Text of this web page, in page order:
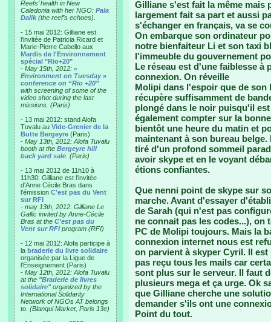
Reefs’ health in New
Caledonia with her NGO: Pala
Dalik (the reef’s echoes).
- 15 mai 2012: Gilliane est
l'invitée de Patricia Ricard et
Marie-Pierre Cabello aux
Mardis de l'Environnement
spécial "Rio+20"
- May 15th, 2012: «
Environment on Tuesday »
conference on “Rio +20”
with screening of some of the
video shot during the last
missions. (Paris)
- 13 mai 2012: stand Alofa
Tuvalu au Vide-Grenier de la
Butte Bergeyre (Paris)
- May 13th, 2012: Alofa Tuvalu
booth at the Bergeyre hill
back yard sale . (Paris)
- 13 mai 2012 de 11h10 à
11h30: Gilliane est l'invitée
d'Anne Cécile Bras dans
l'émission C'est pas du Vent
sur RFI
- may 13th, 2012: Gilliane Le
Gallic invited by Anne-Cécile
Bras at the C'est pas du
Vent sur RFI program (RFI)
- 12 mai 2012: Alofa participe à
la braderie du livre solidaire
organisée par la Ligue de
l'Enseignement (Paris)
- May 12th, 2012: Alofa Tuvalu
at the "Braderie de livres
solidaire"organized by the
International Solidarity
Network of NGOs AT belongs
to. (Blanqui Market, Paris 13e)
Gilliane s'est fait la même mais
largement fait sa part et aussi
s'échanger en français, va se
On embarque son ordinateur
notre bienfaiteur Li et son taxi
l'immeuble du gouvernement
Le réseau est d'une faiblesse
connexion. On réveille
Molipi dans l'espoir que de son
récupère suffisamment de
plongé dans le noir puisqu'il
également compter sur la
bientôt une heure du matin et
maintenant à son bureau
tiré d'un profond sommeil
avoir skype et en le voyant
étions confiantes.
Que nenni point de skype sur
marche. Avant d'essayer
de Sarah (qui n'est pas
ne connait pas les codes...),
PC de Molipi toujours. Mais la
connexion internet nous est
on parvient à skyper Cyril. Il
pas reçu tous les mails car
sont plus sur le serveur. Il faut
plusieurs mega et ça urge. Ok
que Gilliane cherche une
demander s'ils ont une
Point du tout.